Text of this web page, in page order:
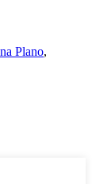
Plano,